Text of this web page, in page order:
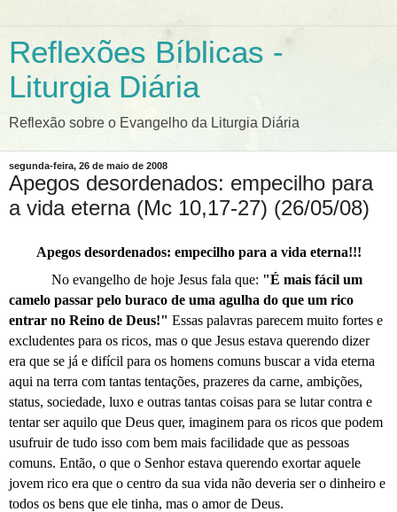
Reflexões Bíblicas -
Liturgia Diária
Reflexão sobre o Evangelho da Liturgia Diária
segunda-feira, 26 de maio de 2008
Apegos desordenados: empecilho para
a vida eterna (Mc 10,17-27) (26/05/08)
Apegos desordenados: empecilho para a vida eterna!!!
No evangelho de hoje Jesus fala que: "É mais fácil um
camelo passar pelo buraco de uma agulha do que um rico
entrar no Reino de Deus!" Essas palavras parecem muito fortes e
excludentes para os ricos, mas o que Jesus estava querendo dizer
era que se já e difícil para os homens comuns buscar a vida eterna
aqui na terra com tantas tentações, prazeres da carne, ambições,
status, sociedade, luxo e outras tantas coisas para se lutar contra e
tentar ser aquilo que Deus quer, imaginem para os ricos que podem
usufruir de tudo isso com bem mais facilidade que as pessoas
comuns. Então, o que o Senhor estava querendo exortar aquele
jovem rico era que o centro da sua vida não deveria ser o dinheiro e
todos os bens que ele tinha, mas o amor de Deus.